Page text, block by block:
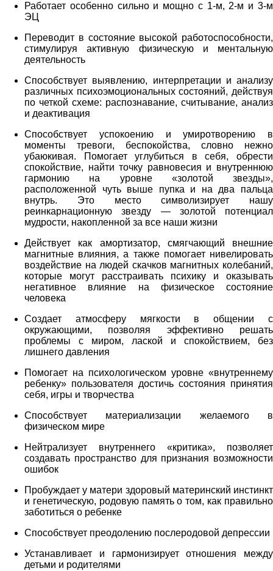
Работает особенно сильно и мощно с 1-м, 2-м и 3-м
ЭЦ
Переводит в состояние высокой работоспособности,
стимулируя активную физическую и ментальную
деятельность
Способствует выявлению, интерпретации и анализу
различных психоэмоциональных состояний, действуя
по четкой схеме: распознавание, считывание, анализ
и деактивация
Способствует успокоению и умиротворению в
моменты тревоги, беспокойства, словно нежно
убаюкивая. Помогает углубиться в себя, обрести
спокойствие, найти точку равновесия и внутреннюю
гармонию на уровне «золотой звезды»,
расположенной чуть выше пупка и на два пальца
внутрь. Это место символизирует нашу
реинкарнационную звезду — золотой потенциал
мудрости, накопленной за все наши жизни
Действует как амортизатор, смягчающий внешние
магнитные влияния, а также помогает нивелировать
воздействие на людей скачков магнитных колебаний,
которые могут расстраивать психику и оказывать
негативное влияние на физическое состояние
человека
Создает атмосферу мягкости в общении с
окружающими, позволяя эффективно решать
проблемы с миром, лаской и спокойствием, без
лишнего давления
Помогает на психологическом уровне «внутреннему
ребенку» пользователя достичь состояния принятия
себя, игры и творчества
Способствует материализации желаемого в
физическом мире
Нейтрализует внутреннего «критика», позволяет
создавать пространство для признания возможности
ошибок
Пробуждает у матери здоровый материнский инстинкт
и генетическую, родовую память о том, как правильно
заботиться о ребенке
Способствует преодолению послеродовой депрессии
Устанавливает и гармонизирует отношения между
детьми и родителями